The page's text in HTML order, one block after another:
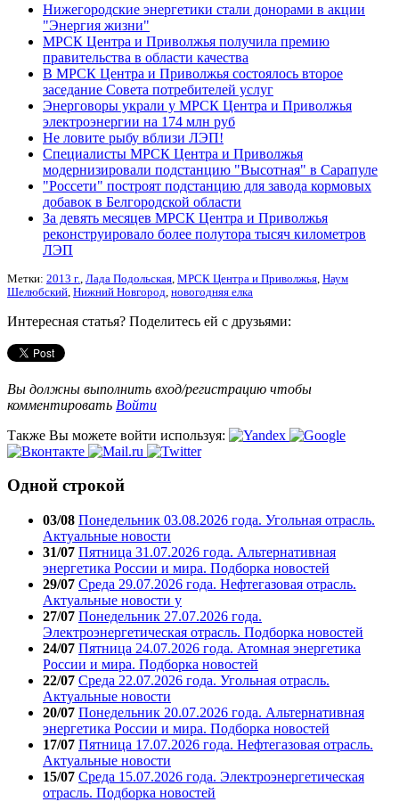
Нижегородские энергетики стали донорами в акции
"Энергия жизни"
МРСК Центра и Приволжья получила премию
правительства в области качества
В МРСК Центра и Приволжья состоялось второе
заседание Совета потребителей услуг
Энерговоры украли у МРСК Центра и Приволжья
электроэнергии на 174 млн руб
Не ловите рыбу вблизи ЛЭП!
Специалисты МРСК Центра и Приволжья
модернизировали подстанцию "Высотная" в Сарапуле
"Россети" построят подстанцию для завода кормовых
добавок в Белгородской области
За девять месяцев МРСК Центра и Приволжья
реконструировало более полутора тысяч километров
ЛЭП
Метки: 2013 г. Лада Подольская МРСК Центра и Приволжья Наум
Шелюбский Нижний Новгород новогодняя елка
Интересная статья? Поделитесь ей с друзьями:
Вы должны выполнить вход/регистрацию чтобы
комментировать Войти
Также Вы можете войти используя:
Одной строкой
03/08 Понедельник 03.08.2026 года. Угольная отрасль.
Актуальные новости
31/07 Пятница 31.07.2026 года. Альтернативная
энергетика России и мира. Подборка новостей
29/07 Среда 29.07.2026 года. Нефтегазовая отрасль.
Актуальные новости у
27/07 Понедельник 27.07.2026 года.
Электроэнергетическая отрасль. Подборка новостей
24/07 Пятница 24.07.2026 года. Атомная энергетика
России и мира. Подборка новостей
22/07 Среда 22.07.2026 года. Угольная отрасль.
Актуальные новости
20/07 Понедельник 20.07.2026 года. Альтернативная
энергетика России и мира. Подборка новостей
17/07 Пятница 17.07.2026 года. Нефтегазовая отрасль.
Актуальные новости
15/07 Среда 15.07.2026 года. Электроэнергетическая
отрасль. Подборка новостей